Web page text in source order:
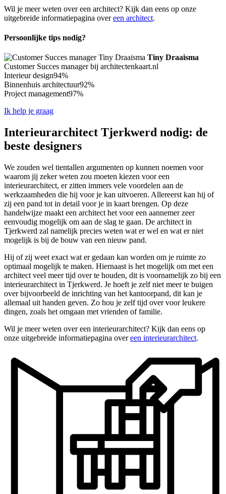
Wil je meer weten over een architect? Kijk dan eens op onze
uitgebreide informatiepagina overeen architect.
Persoonlijke tips nodig?
Tiny Draaisma
Customer Succes manager bij architectenkaart.nl
Interieur design94%
Binnenhuis architectuur92%
Project management97%
Ik help je graag
Interieurarchitect Tjerkwerd nodig: de
beste designers
We zouden wel tientallen argumenten op kunnen noemen voor
waarom jij zeker weten zou moeten kiezen voor een
interieurarchitect, er zitten immers vele voordelen aan de
werkzaamheden die hij voor je kan uitvoeren. Allereerst kan hij of
zij een pand tot in detail voor je in kaart brengen. Op deze
handelwijze maakt een architect het voor een aannemer zeer
eenvoudig mogelijk om aan de slag te gaan. De architect in
Tjerkwerd zal namelijk precies weten wat er wel en wat er niet
mogelijk is bij de bouw van een nieuw pand.
Hij of zij weet exact wat er gedaan kan worden om je ruimte zo
optimaal mogelijk te maken. Hiernaast is het mogelijk om met een
architect veel meer tijd over te houden, dit is voornamelijk zo bij een
interieurarchitect in Tjerkwerd. Je hoeft je zelf niet meer te buigen
over bijvoorbeeld de inrichting van het kantoorpand, dit kan je
allemaal uit handen geven. Zo hou je zelf tijd over voor leukere
dingen, zoals het omgaan met vrienden of familie.
Wil je meer weten over een interieurarchitect? Kijk dan eens op
onze uitgebreide informatiepagina overeen interieurarchitect.